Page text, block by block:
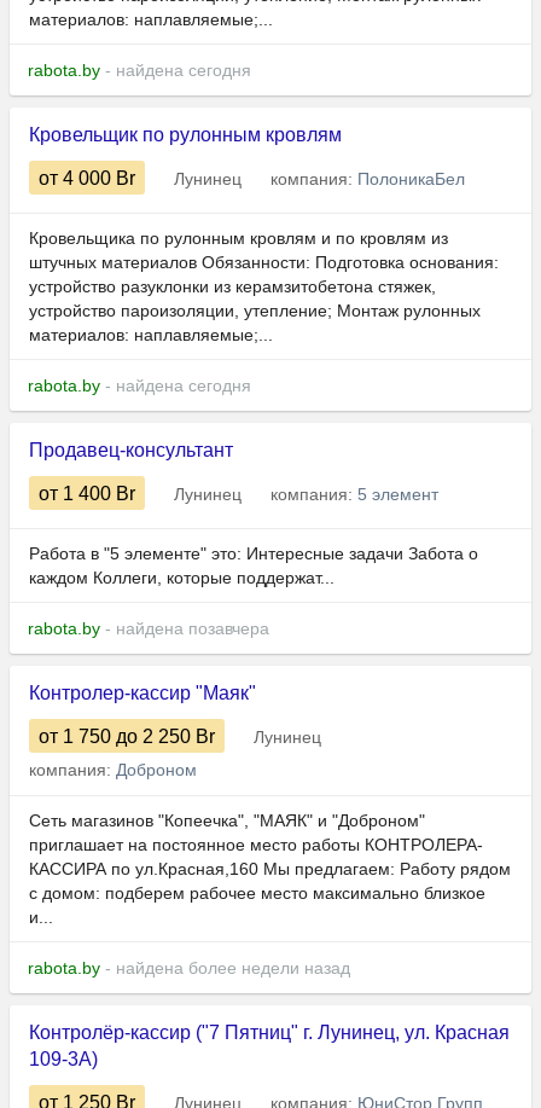
материалов: наплавляемые;...
rabota.by - найдена сегодня
Кровельщик по рулонным кровлям
от 4 000 Br Лунинец компания: ПолоникаБел
Кровельщика по рулонным кровлям и по кровлям из
штучных материалов Обязанности: Подготовка основания:
устройство разуклонки из керамзитобетона стяжек,
устройство пароизоляции, утепление; Монтаж рулонных
материалов: наплавляемые;...
rabota.by - найдена сегодня
Продавец-консультант
от 1 400 Br Лунинец компания: 5 элемент
Работа в "5 элементе" это: Интересные задачи Забота о
каждом Коллеги, которые поддержат...
rabota.by - найдена позавчера
Контролер-кассир "Маяк"
от 1 750 до 2 250 Br
Лунинец
компания: Доброном
Сеть магазинов "Копеечка", "МАЯК" и "Доброном"
приглашает на постоянное место работы КОНТРОЛЕРА-
КАССИРА по ул.Красная,160 Мы предлагаем: Работу рядом
с домом: подберем рабочее место максимально близкое
и...
rabota.by - найдена более недели назад
Контролёр-кассир ("7 Пятниц" г. Лунинец, ул. Красная
109-3А)
от 1 250 Br Лунинец компания: ЮниСтор Групп